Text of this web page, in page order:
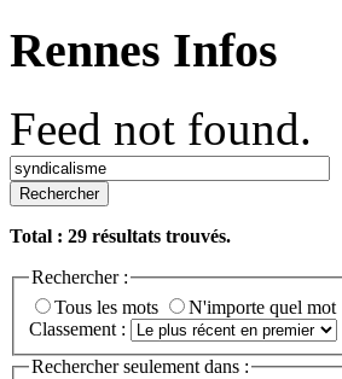
Rennes Infos
Feed not found.
Rechercher
Total : 29 résultats trouvés.
Rechercher :
Tous les mots
N'importe quel mot
Classement :
Rechercher seulement dans :